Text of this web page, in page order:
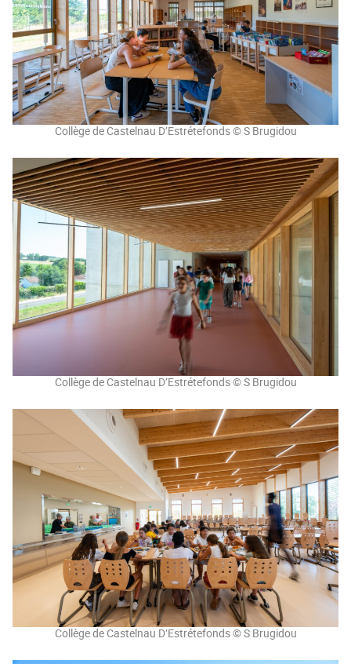
Collège de Castelnau D’Estrétefonds © S Brugidou
Collège de Castelnau D’Estrétefonds © S Brugidou
Collège de Castelnau D’Estrétefonds © S Brugidou